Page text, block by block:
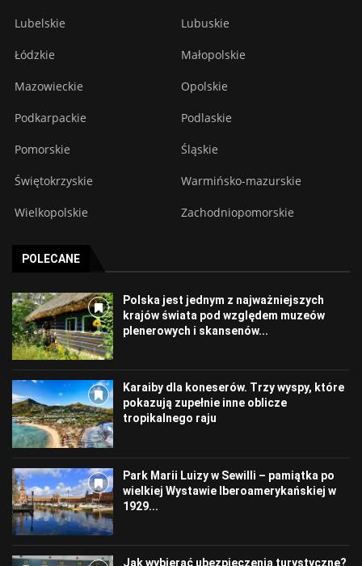
Lubelskie Lubuskie
Łódzkie Małopolskie
Mazowieckie Opolskie
Podkarpackie Podlaskie
Pomorskie Śląskie
Świętokrzyskie Warmińsko-mazurskie
Wielkopolskie Zachodniopomorskie
POLECANE
Polska jest jednym z najważniejszych
krajów świata pod względem muzeów
plenerowych i skansenów...
Karaiby dla koneserów. Trzy wyspy, które
pokazują zupełnie inne oblicze
tropikalnego raju
Park Marii Luizy w Sewilli – pamiątka po
wielkiej Wystawie Iberoamerykańskiej w
1929...
Jak wybierać ubezpieczenia turystyczne?